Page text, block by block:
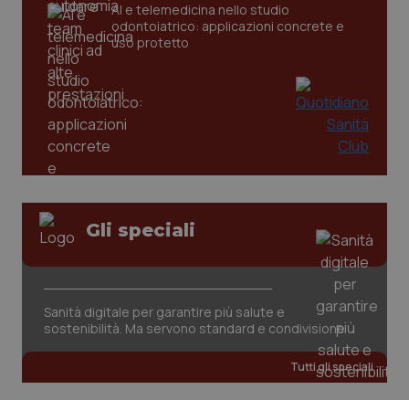
AI e telemedicina nello studio
odontoiatrico: applicazioni concrete e
uso protetto
Gli speciali
Sanità digitale per garantire più salute e
sostenibilità. Ma servono standard e condivisione
Tutti gli speciali
tracking-sites-ironfish-
tracking-sites-ironfish-
www.quotidianosanita.it
2
.quotidianosanita.it